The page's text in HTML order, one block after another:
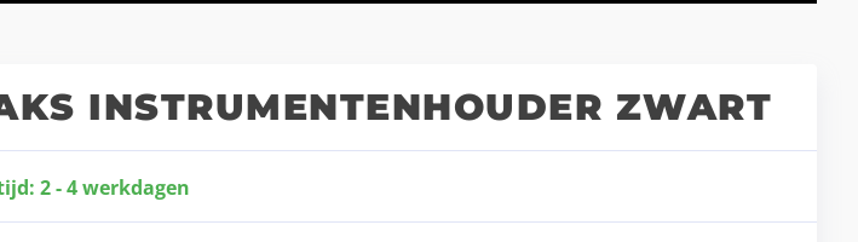
INSTRUMENTENHOUDER ZWART
2 - 4 werkdagen